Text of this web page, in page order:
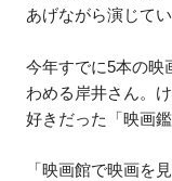
あげながら演じてい
今年すでに5本の映
わめる岸井さん。
好きだった「映画鑑
「映画館で映画を